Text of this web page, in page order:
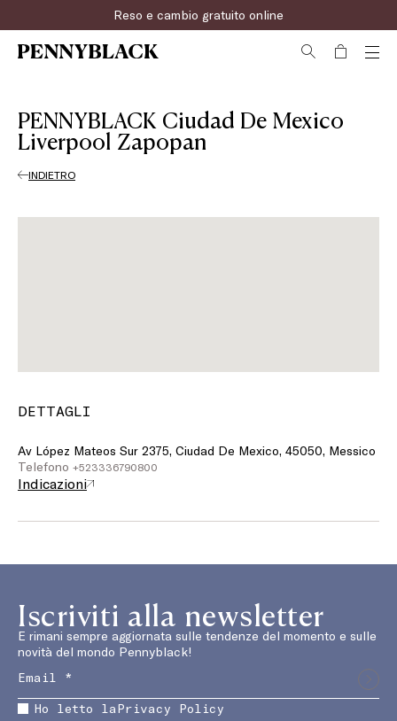
Reso e cambio gratuito online
PENNYBLACK Ciudad De Mexico
Liverpool Zapopan
INDIETRO
DETTAGLI
Av López Mateos Sur 2375, Ciudad De Mexico, 45050, Messico
Telefono +523336790800
Indicazioni
Iscriviti alla newsletter
E rimani sempre aggiornata sulle tendenze del momento e sulle
novità del mondo Pennyblack!
Ho letto laPrivacy Policy